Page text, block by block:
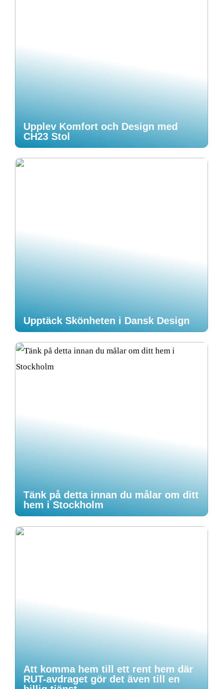
Upplev Komfort och Design med
CH23 Stol
Upptäck Skönheten i Dansk Design
Tänk på detta innan du målar om ditt
hem i Stockholm
Att komma hem till ett rent hem där
RUT-avdraget gör det även till en